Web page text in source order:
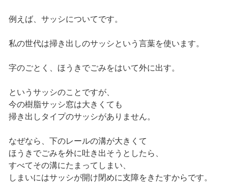
例えば、サッシについてです。
私の世代は掃き出しのサッシという言葉を使います。
字のごとく、ほうきでごみをはいて外に出す。
というサッシのことですが、
今の樹脂サッシ窓は大きくても
掃き出しタイプのサッシがありません。
なぜなら、下のレールの溝が大きくて
ほうきでごみを外に吐き出そうとしたら、
すべてその溝にたまってしまい、
しまいにはサッシが開け閉めに支障をきたすからです。